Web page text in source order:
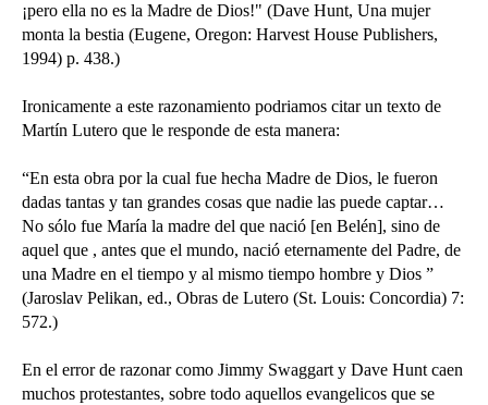
¡pero ella no es la Madre de Dios!" (Dave Hunt, Una mujer
monta la bestia (Eugene, Oregon: Harvest House Publishers,
1994) p. 438.)
Ironicamente a este razonamiento podriamos citar un texto de
Martín Lutero que le responde de esta manera:
“En esta obra por la cual fue hecha Madre de Dios, le fueron
dadas tantas y tan grandes cosas que nadie las puede captar…
No sólo fue María la madre del que nació [en Belén], sino de
aquel que , antes que el mundo, nació eternamente del Padre, de
una Madre en el tiempo y al mismo tiempo hombre y Dios ”
(Jaroslav Pelikan, ed., Obras de Lutero (St. Louis: Concordia) 7:
572.)
En el error de razonar como Jimmy Swaggart y Dave Hunt caen
muchos protestantes, sobre todo aquellos evangelicos que se